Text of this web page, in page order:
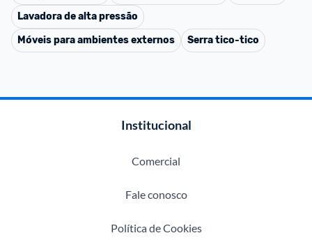
Lavadora de alta pressão
Móveis para ambientes externos
Serra tico-tico
Institucional
Comercial
Fale conosco
Política de Cookies